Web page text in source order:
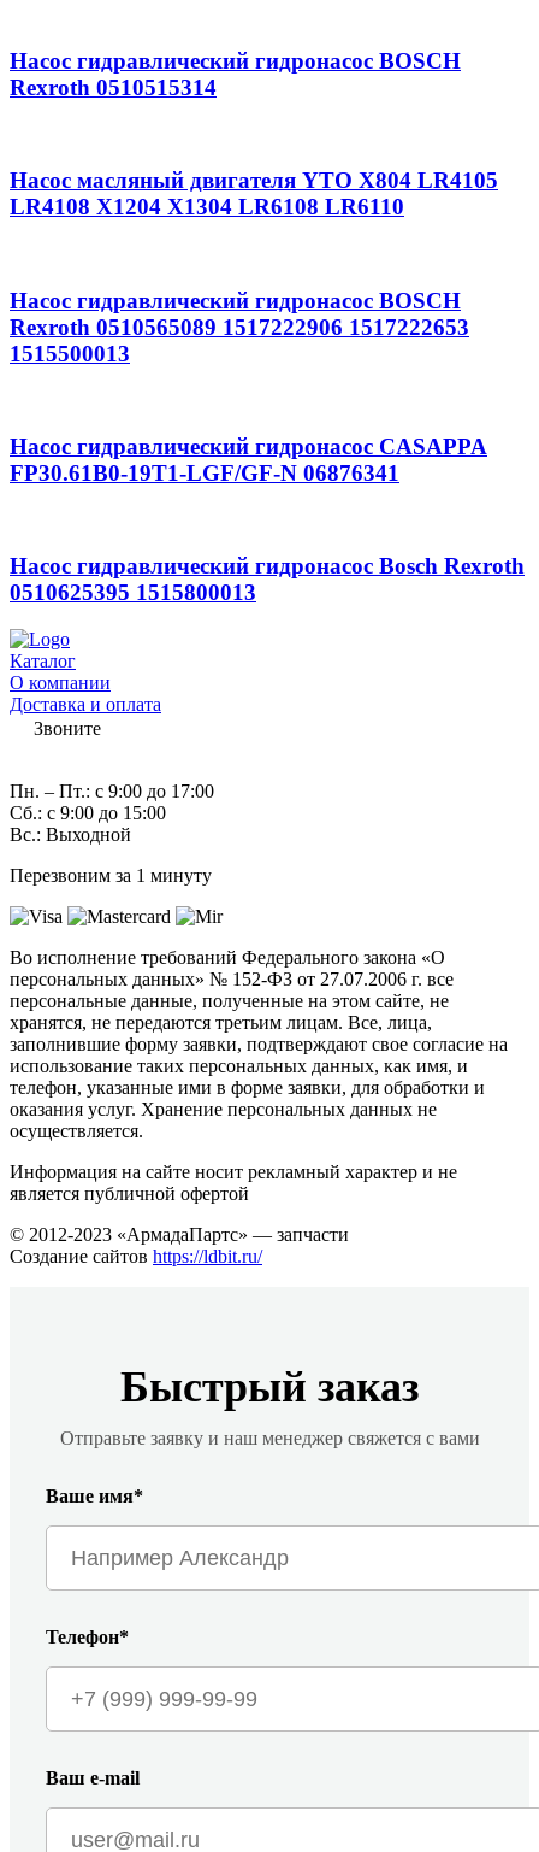
Насос гидравлический гидронасос BOSCH
Rexroth 0510515314
Насос масляный двигателя YTO X804 LR4105
LR4108 X1204 X1304 LR6108 LR6110
Насос гидравлический гидронасос BOSCH
Rexroth 0510565089 1517222906 1517222653
1515500013
Насос гидравлический гидронасос CASAPPA
FP30.61B0-19T1-LGF/GF-N 06876341
Насос гидравлический гидронасос Bosch Rexroth
0510625395 1515800013
Каталог
О компании
Доставка и оплата
Звоните
Пн. – Пт.: с 9:00 до 17:00
Сб.: с 9:00 до 15:00
Вс.: Выходной
Перезвоним за 1 минуту
Во исполнение требований Федерального закона «О
персональных данных» № 152-ФЗ от 27.07.2006 г. все
персональные данные, полученные на этом сайте, не
хранятся, не передаются третьим лицам. Все, лица,
заполнившие форму заявки, подтверждают свое согласие на
использование таких персональных данных, как имя, и
телефон, указанные ими в форме заявки, для обработки и
оказания услуг. Хранение персональных данных не
осуществляется.
Информация на сайте носит рекламный характер и не
является публичной офертой
© 2012-2023 «АрмадаПартс» — запчасти
Создание сайтов https://ldbit.ru/
Быстрый заказ
Отправьте заявку и наш менеджер свяжется с вами
Ваше имя*
Телефон*
Ваш e-mail